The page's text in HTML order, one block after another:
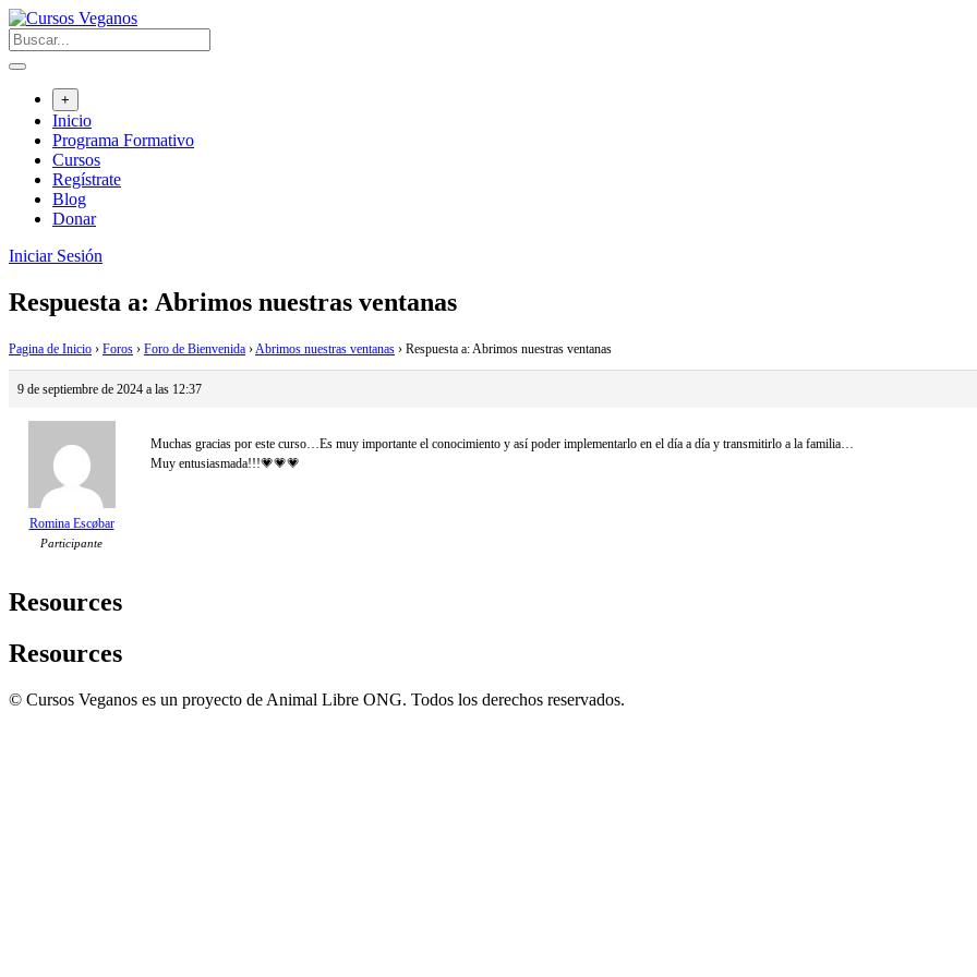
Saltar
al
contenido
+
Inicio
Programa Formativo
Cursos
Regístrate
Blog
Donar
Iniciar Sesión
Respuesta a: Abrimos nuestras ventanas
Pagina de Inicio › Foros › Foro de Bienvenida ›Abrimos nuestras ventanas › Respuesta a: Abrimos nuestras ventanas
9 de septiembre de 2024 a las 12:37
Romina Escøbar
Participante
Muchas gracias por este curso…Es muy importante el conocimiento y así poder implementarlo en el día a día y transmitirlo a la familia…
Muy entusiasmada!!!💗💗💗
Resources
Resources
© Cursos Veganos es un proyecto de Animal Libre ONG. Todos los derechos reservados.